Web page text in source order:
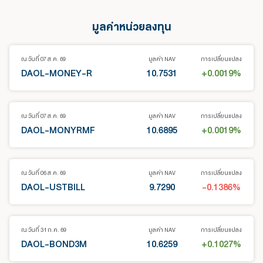
มูลค่าหน่วยลงทุน
ณ วันที่ 07 ส.ค. 69
DAOL-MONEY-R
มูลค่า NAV
10.7531
การเปลี่ยนแปลง
+0.0019%
ณ วันที่ 07 ส.ค. 69
DAOL-MONYRMF
มูลค่า NAV
10.6895
การเปลี่ยนแปลง
+0.0019%
ณ วันที่ 06 ส.ค. 69
DAOL-USTBILL
มูลค่า NAV
9.7290
การเปลี่ยนแปลง
-0.1386%
ณ วันที่ 31 ก.ค. 69
DAOL-BOND3M
มูลค่า NAV
10.6259
การเปลี่ยนแปลง
+0.1027%